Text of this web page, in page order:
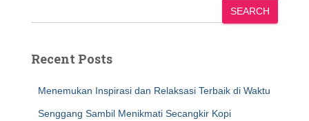
SEARCH
Recent Posts
Menemukan Inspirasi dan Relaksasi Terbaik di Waktu
Senggang Sambil Menikmati Secangkir Kopi